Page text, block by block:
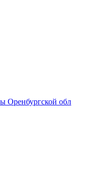
Оренбургской обл